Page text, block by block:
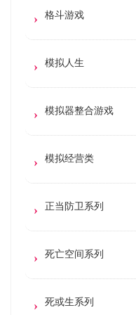
格斗游戏
模拟人生
模拟器整合游戏
模拟经营类
正当防卫系列
死亡空间系列
死或生系列